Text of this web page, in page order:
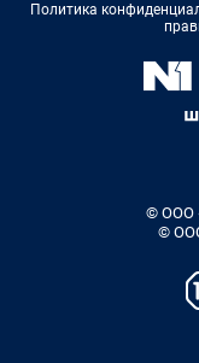
Политика
© ООО
©